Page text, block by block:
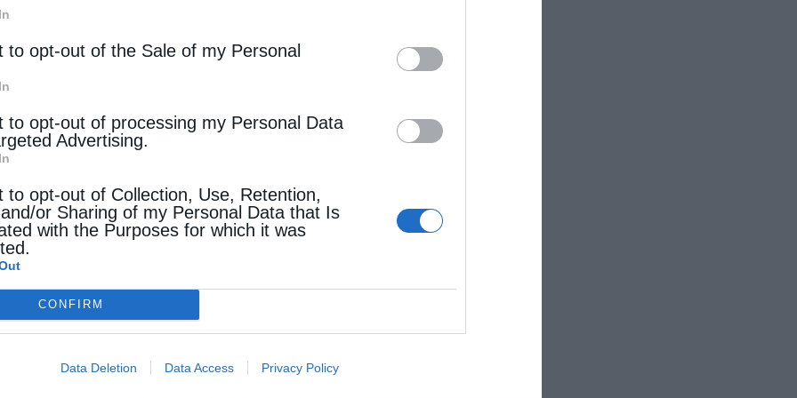
to opt-out of the Sale of my Personal
to opt-out of processing my Personal Data
Advertising.
to opt-out of Collection, Use, Retention,
or Sharing of my Personal Data that Is
with the Purposes for which it was
CONFIRM
Data Deletion Data Access Privacy Policy
ειδικής επιτροπής για την εξέταση του
των Θρησκευτικών και στις δύο βαθμίδες,
εντός των προηγούμενων
στο υπουργείο Παιδείας. Ο Νίκος
πριν από τη σύσταση της επιτροπής,
με την αντιπροσωπία της Ιεράς Συνόδου της
φορείς».
για να εισηγηθεί το περιεχόμενο και τον
το οποίο με τη σειρά του θα παρουσιάσει τη
Παιδείας είναι οι προϋποθέσεις βάσει